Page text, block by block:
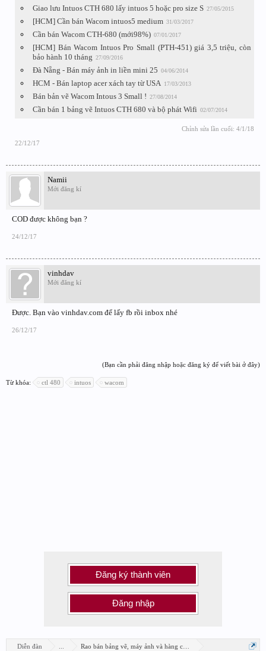
Giao lưu Intuos CTH 680 lấy intuos 5 hoặc pro size S 27/05/2015
[HCM] Cần bán Wacom intuos5 medium 31/03/2017
Cần bán Wacom CTH-680 (mới98%) 07/01/2017
[HCM] Bán Wacom Intuos Pro Small (PTH-451) giá 3,5 triệu, còn
bảo hành 10 tháng 27/09/2016
Đà Nẵng - Bán máy ảnh in liền mini 25 04/06/2014
HCM - Bán laptop acer xách tay từ USA 17/03/2013
Bán bản vẽ Wacom Intous 3 Small ! 27/08/2014
Cần bán 1 bảng vẽ Intuos CTH 680 và bộ phát Wifi 02/07/2014
Chỉnh sửa lần cuối: 4/1/18
22/12/17
Namii
Mới đăng kí
COD được không bạn ?
24/12/17
vinhdav
Mới đăng kí
Được. Bạn vào vinhdav.com để lấy fb rồi inbox nhé
26/12/17
(Bạn cần phải đăng nhập hoặc đăng ký để viết bài ở đây)
Từ khóa: ctl 480 intuos wacom
Đăng ký thành viên
Đăng nhập
Diễn đàn Rao bán bảng vẽ, máy ảnh và hàng công nghệ khác